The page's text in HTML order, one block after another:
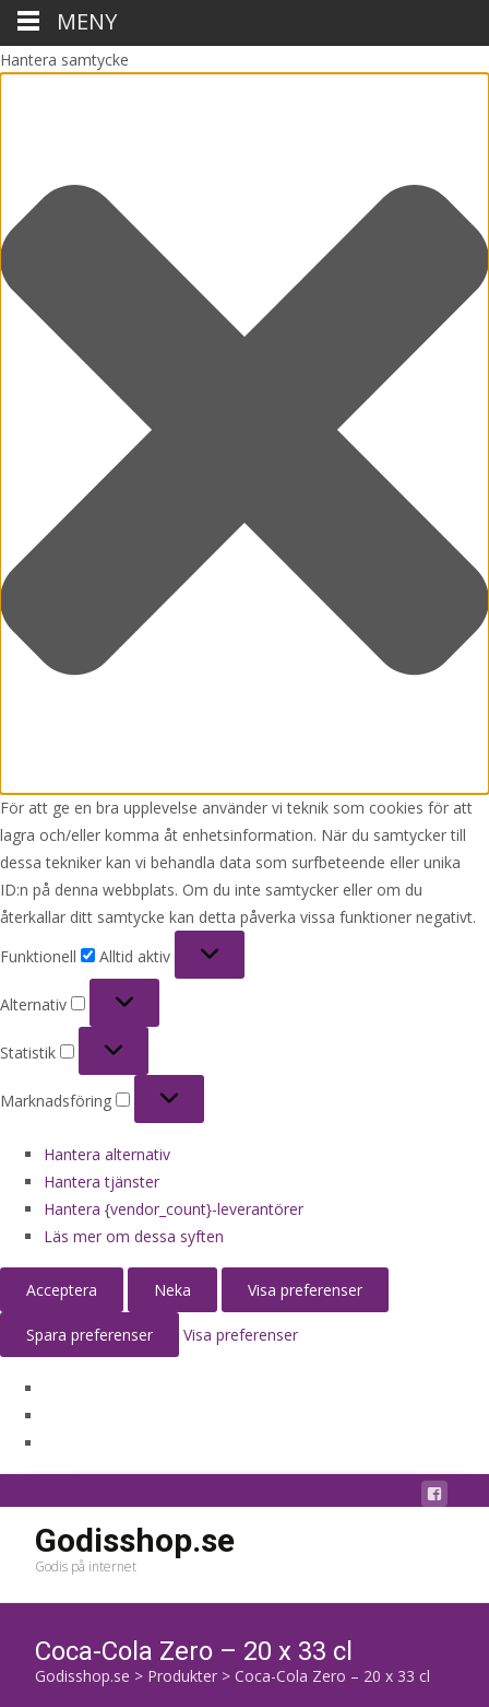
Hantera samtycke
För att ge en bra upplevelse använder vi teknik som cookies för att
lagra och/eller komma åt enhetsinformation. När du samtycker till
dessa tekniker kan vi behandla data som surfbeteende eller unika
ID:n på denna webbplats. Om du inte samtycker eller om du
återkallar ditt samtycke kan detta påverka vissa funktioner negativt.
Funktionell
Alltid aktiv
Alternativ
Statistik
Marknadsföring
Hantera alternativ
Hantera tjänster
Hantera {vendor_count}-leverantörer
Läs mer om dessa syften
Acceptera Neka Visa preferenser
Spara preferenser Visa preferenser
Godisshop.se
Godis på internet
Coca-Cola Zero – 20 x 33 cl
Godisshop.se > Produkter > Coca-Cola Zero – 20 x 33 cl
MENY